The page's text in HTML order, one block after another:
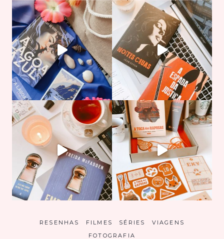
RESENHAS FILMES SÉRIES
VIAGENS
FOTOGRAFIA